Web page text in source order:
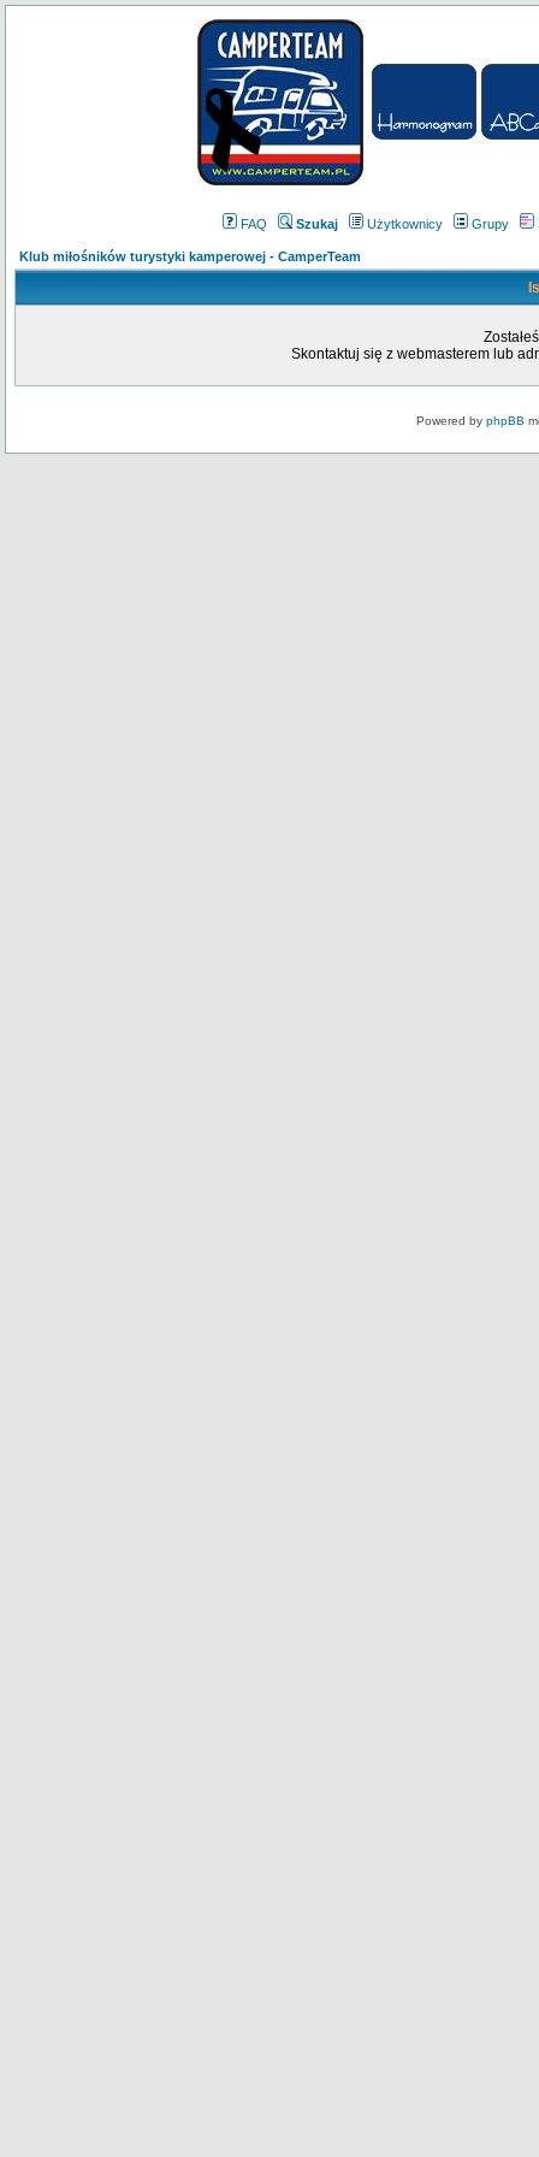
FAQ Szukaj Użytkownicy Grupy
Klub miłośników turystyki kamperowej - CamperTeam
Skontaktuj się z webmasterem lub
Powered by phpBB